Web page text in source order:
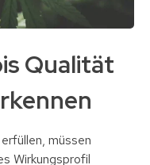
Qualität
müssen
Wirkungsprofil